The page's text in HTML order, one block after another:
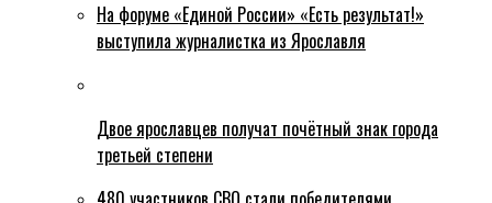
На форуме «Единой России» «Есть результат!»
выступила журналистка из Ярославля
Двое ярославцев получат почётный знак города
третьей степени